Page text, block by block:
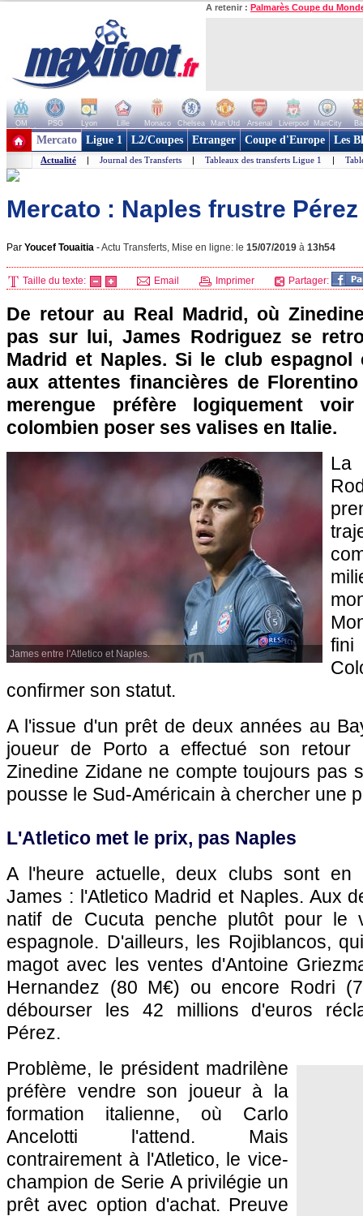
A retenir : Palmarès Coupe du
OM PSG Lyon Lille Monaco Chelsea Man Utd Arsenal Liverpool ManCity
+ de clubs
Mercato Ligue 1 L2/Coupes Etranger Coupe d'Europe Les
Actualité | Journal des Transferts | Tableaux des transferts Ligue 1 |
Mercato : Naples frustre
Par Youcef Touaitia -Actu Transferts, Mise en ligne: le 15/07/2019 à 13h54
Taille du texte: Email Imprimer Partager:
De retour au Real Madrid, où
pas sur lui, James Rodriguez se
Madrid et Naples. Si le club
aux attentes financières de
merengue préfère logiquement
colombien poser ses valises en Italie.
James entre l'Atletico et Naples.
La
fini
confirmer son statut.
A l'issue d'un prêt de deux années au
joueur de Porto a effectué son retour
Zinedine Zidane ne compte toujours pas
pousse le Sud-Américain à chercher une
L'Atletico met le prix, pas Naples
A l'heure actuelle, deux clubs sont en
James : l'Atletico Madrid et Naples. Aux
natif de Cucuta penche plutôt pour le
espagnole. D'ailleurs, les Rojiblancos,
magot avec les ventes d'Antoine
Hernandez (80 M€) ou encore Rodri
débourser les 42 millions d'euros
Pérez.
Problème, le président madrilène
préfère vendre son joueur à la
formation italienne, où Carlo
Ancelotti l'attend. Mais
contrairement à l'Atletico, le vice-
champion de Serie A privilégie un
prêt avec option d'achat. Preuve